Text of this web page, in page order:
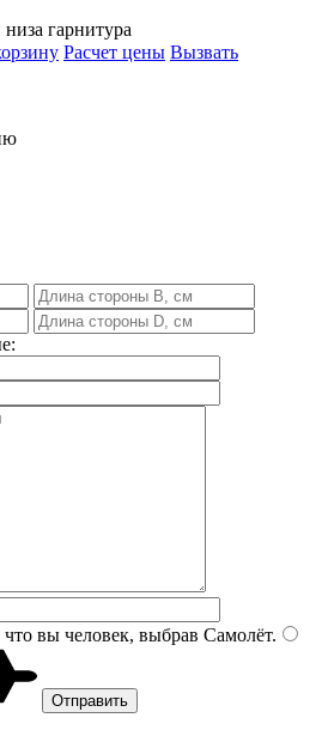
гарнитура
Расчет цены Вызвать
вы человек, выбрав Самолёт.